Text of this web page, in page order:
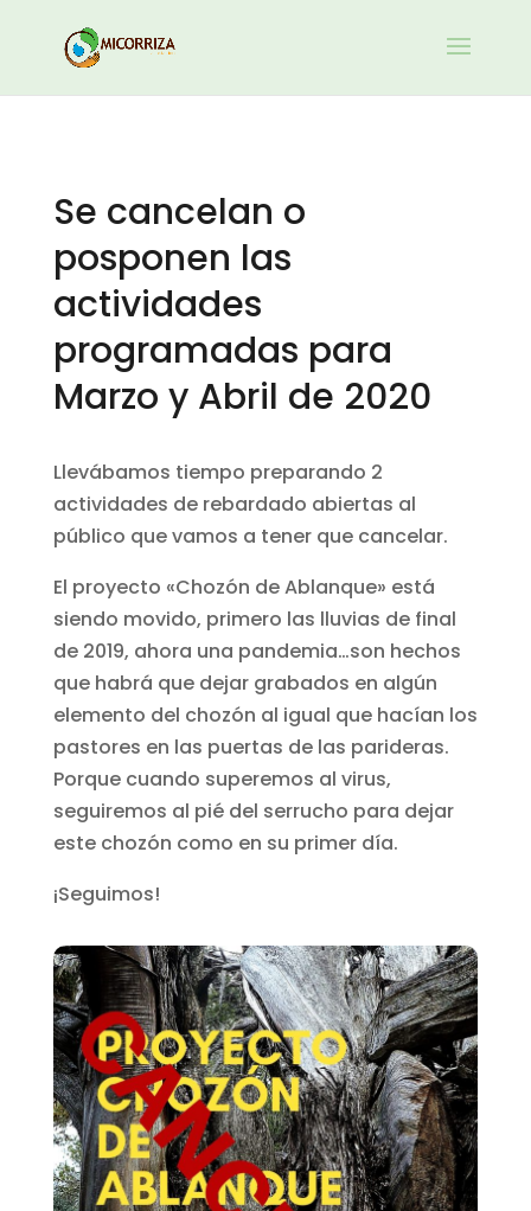
Se cancelan o
posponen las
actividades
programadas para
Marzo y Abril de 2020
Llevábamos tiempo preparando 2
actividades de rebardado abiertas al
público que vamos a tener que cancelar.
El proyecto «Chozón de Ablanque» está
siendo movido, primero las lluvias de final
de 2019, ahora una pandemia…son hechos
que habrá que dejar grabados en algún
elemento del chozón al igual que hacían los
pastores en las puertas de las parideras.
Porque cuando superemos al virus,
seguiremos al pié del serrucho para dejar
este chozón como en su primer día.
¡Seguimos!